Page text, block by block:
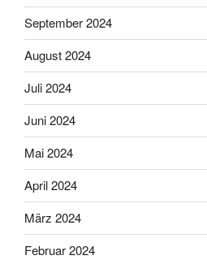
September 2024
August 2024
Juli 2024
Juni 2024
Mai 2024
April 2024
März 2024
Februar 2024